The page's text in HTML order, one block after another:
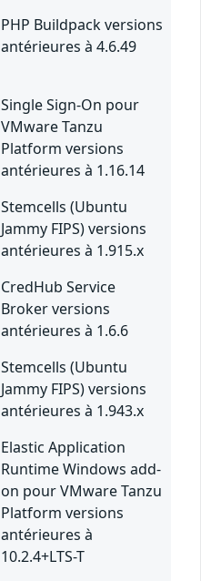
PHP Buildpack versions
antérieures à 4.6.49
Single Sign-On pour
VMware Tanzu
Platform versions
antérieures à 1.16.14
Stemcells (Ubuntu
Jammy FIPS) versions
antérieures à 1.915.x
CredHub Service
Broker versions
antérieures à 1.6.6
Stemcells (Ubuntu
Jammy FIPS) versions
antérieures à 1.943.x
Elastic Application
Runtime Windows add-
on pour VMware Tanzu
Platform versions
antérieures à
10.2.4+LTS-T